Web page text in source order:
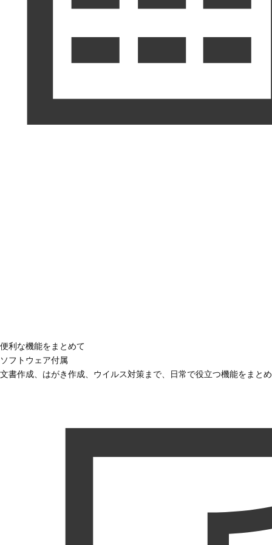
便利な機能をまとめて
ソフトウェア付属
文書作成、はがき作成、ウイルス対策まで、日常で役立つ機能をまと